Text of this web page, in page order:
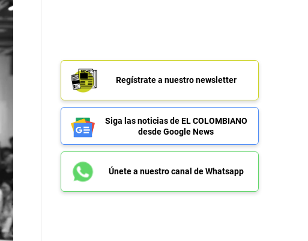
Regístrate a nuestro newsletter
Siga las noticias de EL COLOMBIANO
desde Google News
Únete a nuestro canal de Whatsapp